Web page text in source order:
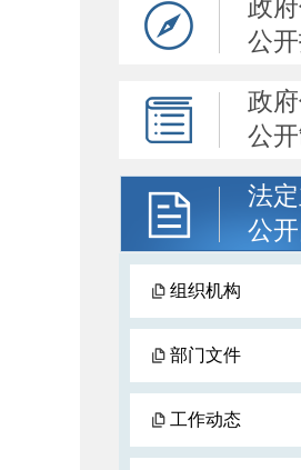
政
公
政
公
法
公
组织机构
部门文件
工作动态